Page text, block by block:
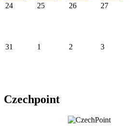
24 25 26 27
31 1 2 3
Czechpoint